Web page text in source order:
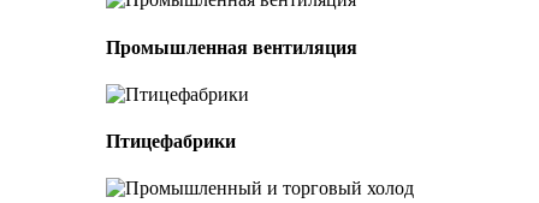
Промышленная вентиляция
Птицефабрики